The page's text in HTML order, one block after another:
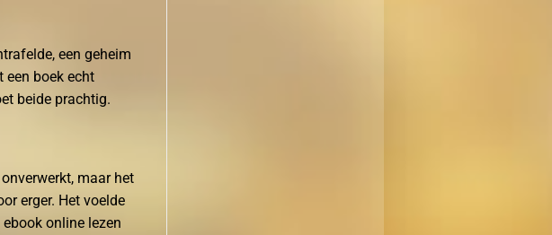
een geheim
een boek echt
beide prachtig.
maar het
erger. Het voelde
online lezen